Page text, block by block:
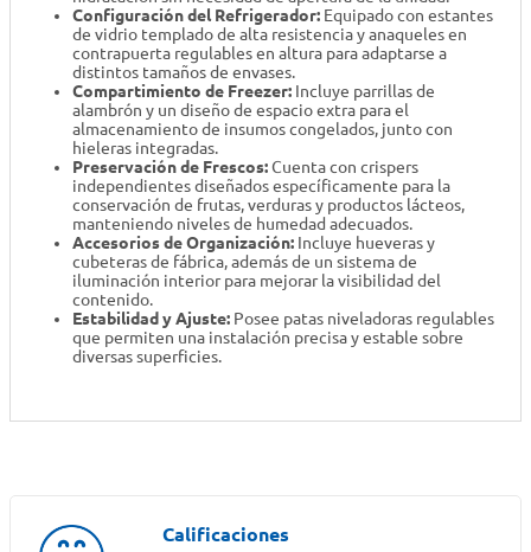
Configuración del Refrigerador: Equipado con estantes
de vidrio templado de alta resistencia y anaqueles en
contrapuerta regulables en altura para adaptarse a
distintos tamaños de envases.
Compartimiento de Freezer: Incluye parrillas de
alambrón y un diseño de espacio extra para el
almacenamiento de insumos congelados, junto con
hieleras integradas.
Preservación de Frescos:Cuenta con crispers
independientes diseñados específicamente para la
conservación de frutas, verduras y productos lácteos,
manteniendo niveles de humedad adecuados.
Accesorios de Organización: Incluye hueveras y
cubeteras de fábrica, además de un sistema de
iluminación interior para mejorar la visibilidad del
contenido.
Estabilidad y Ajuste: Posee patas niveladoras regulables
que permiten una instalación precisa y estable sobre
diversas superficies.